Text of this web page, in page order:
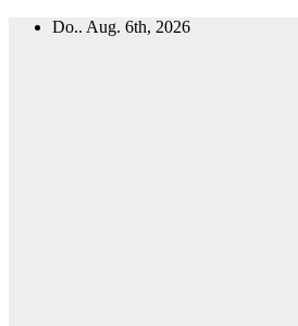
Zum
Do.. Aug. 6th, 2026